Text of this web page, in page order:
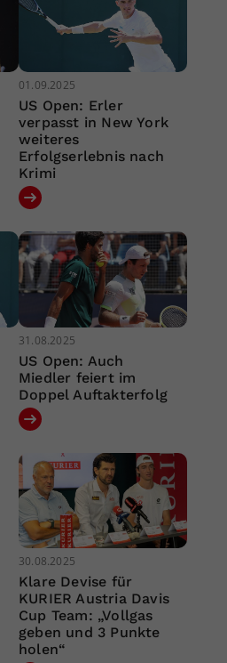
01.09.2025
US Open: Erler
verpasst in New York
weiteres
Erfolgserlebnis nach
Krimi
31.08.2025
US Open: Auch
Miedler feiert im
Doppel Auftakterfolg
30.08.2025
Klare Devise für
KURIER Austria Davis
Cup Team: „Vollgas
geben und 3 Punkte
holen“